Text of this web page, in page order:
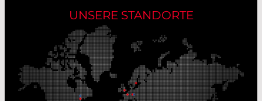
UNSERE STANDORTE